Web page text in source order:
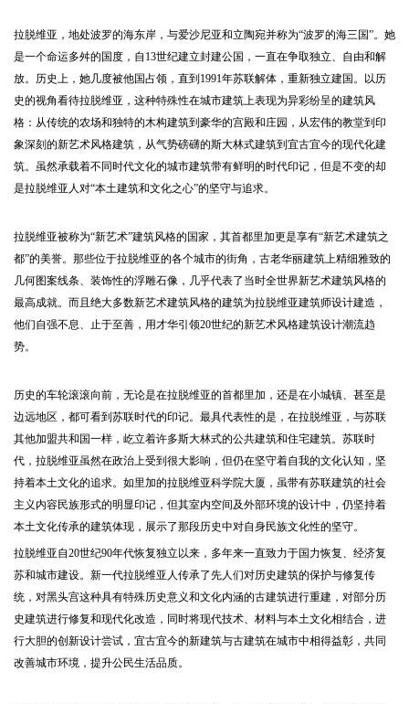
拉脱维亚，地处波罗的海东岸，与爱沙尼亚和立陶宛并称为“波罗的海三国”。她
是一个命运多舛的国度，自13世纪建立封建公国，一直在争取独立、自由和解
放。历史上，她几度被他国占领，直到1991年苏联解体，重新独立建国。以历
史的视角看待拉脱维亚，这种特殊性在城市建筑上表现为异彩纷呈的建筑风
格：从传统的农场和独特的木构建筑到豪华的宫殿和庄园，从宏伟的教堂到印
象深刻的新艺术风格建筑，从气势磅礴的斯大林式建筑到宜古宜今的现代化建
筑。虽然承载着不同时代文化的城市建筑带有鲜明的时代印记，但是不变的却
是拉脱维亚人对“本土建筑和文化之心”的坚守与追求。
拉脱维亚被称为“新艺术”建筑风格的国家，其首都里加更是享有“新艺术建筑之
都”的美誉。那些位于拉脱维亚的各个城市的街角，古老华丽建筑上精细雅致的
几何图案线条、装饰性的浮雕石像，几乎代表了当时全世界新艺术建筑风格的
最高成就。而且绝大多数新艺术建筑风格的建筑为拉脱维亚建筑师设计建造，
他们自强不息、止于至善，用才华引领20世纪的新艺术风格建筑设计潮流趋
势。
历史的车轮滚滚向前，无论是在拉脱维亚的首都里加，还是在小城镇、甚至是
边远地区，都可看到苏联时代的印记。最具代表性的是，在拉脱维亚，与苏联
其他加盟共和国一样，屹立着许多斯大林式的公共建筑和住宅建筑。苏联时
代，拉脱维亚虽然在政治上受到很大影响，但仍在坚守着自我的文化认知，坚
持着本土文化的追求。如里加的拉脱维亚科学院大厦，虽带有苏联建筑的社会
主义内容民族形式的明显印记，但其室内空间及外部环境的设计中，仍坚持着
本土文化传承的建筑体现，展示了那段历史中对自身民族文化性的坚守。
拉脱维亚自20世纪90年代恢复独立以来，多年来一直致力于国力恢复、经济复
苏和城市建设。新一代拉脱维亚人传承了先人们对历史建筑的保护与修复传
统，对黑头宫这种具有特殊历史意义和文化内涵的古建筑进行重建，对部分历
史建筑进行修复和现代化改造，同时将现代技术、材料与本土文化相结合，进
行大胆的创新设计尝试，宜古宜今的新建筑与古建筑在城市中相得益彰，共同
改善城市环境，提升公民生活品质。